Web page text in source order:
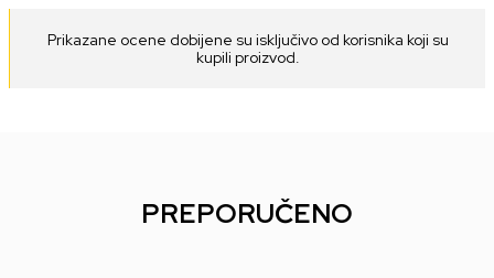
Prikazane ocene dobijene su isključivo od korisnika koji su
kupili proizvod.
PREPORUČENO